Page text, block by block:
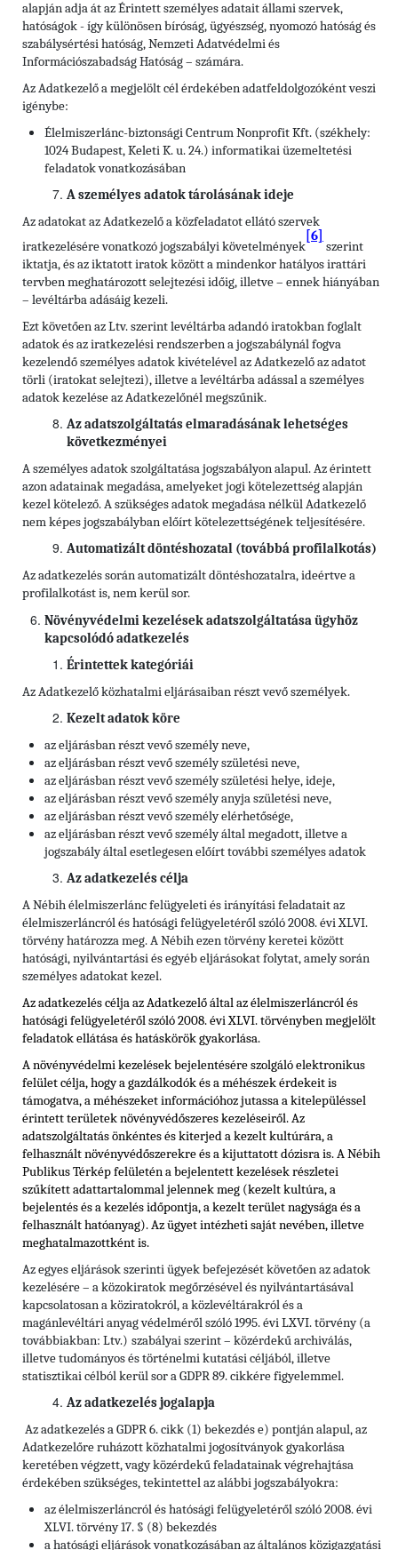
alapján adja át az Érintett személyes adatait állami szervek,
hatóságok - így különösen bíróság, ügyészség, nyomozó hatóság és
szabálysértési hatóság, Nemzeti Adatvédelmi és
Információszabadság Hatóság – számára.
Az Adatkezelő a megjelölt cél érdekében adatfeldolgozóként veszi
igénybe:
Élelmiszerlánc-biztonsági Centrum Nonprofit Kft. (székhely:
1024 Budapest, Keleti K. u. 24.) informatikai üzemeltetési
feladatok vonatkozásában
A személyes adatok tárolásának ideje
Az adatokat az Adatkezelő a közfeladatot ellátó szervek
iratkezelésére vonatkozó jogszabályi követelmények
[6]
szerint
iktatja, és az iktatott iratok között a mindenkor hatályos irattári
tervben meghatározott selejtezési időig, illetve – ennek hiányában
– levéltárba adásáig kezeli.
Ezt követően az Ltv. szerint levéltárba adandó iratokban foglalt
adatok és az iratkezelési rendszerben a jogszabálynál fogva
kezelendő személyes adatok kivételével az Adatkezelő az adatot
törli (iratokat selejtezi), illetve a levéltárba adással a személyes
adatok kezelése az Adatkezelőnél megszűnik.
Az adatszolgáltatás elmaradásának lehetséges
következményei
A személyes adatok szolgáltatása jogszabályon alapul. Az érintett
azon adatainak megadása, amelyeket jogi kötelezettség alapján
kezel kötelező. A szükséges adatok megadása nélkül Adatkezelő
nem képes jogszabályban előírt kötelezettségének teljesítésére.
Automatizált döntéshozatal (továbbá profilalkotás)
Az adatkezelés során automatizált döntéshozatalra, ideértve a
profilalkotást is, nem kerül sor.
Növényvédelmi kezelések adatszolgáltatása ügyhöz
kapcsolódó adatkezelés
Érintettek kategóriái
Az Adatkezelő közhatalmi eljárásaiban részt vevő személyek.
Kezelt adatok köre
az eljárásban részt vevő személy neve,
az eljárásban részt vevő személy születési neve,
az eljárásban részt vevő személy születési helye, ideje,
az eljárásban részt vevő személy anyja születési neve,
az eljárásban részt vevő személy elérhetősége,
az eljárásban részt vevő személy által megadott, illetve a
jogszabály által esetlegesen előírt további személyes adatok
Az adatkezelés célja
A Nébih élelmiszerlánc felügyeleti és irányítási feladatait az
élelmiszerláncról és hatósági felügyeletéről szóló 2008. évi XLVI.
törvény határozza meg. A Nébih ezen törvény keretei között
hatósági, nyilvántartási és egyéb eljárásokat folytat, amely során
személyes adatokat kezel.
Az adatkezelés célja az Adatkezelő által az élelmiszerláncról és
hatósági felügyeletéről szóló 2008. évi XLVI. törvényben megjelölt
feladatok ellátása és hatáskörök gyakorlása.
A növényvédelmi kezelések bejelentésére szolgáló elektronikus
felület célja, hogy a gazdálkodók és a méhészek érdekeit is
támogatva, a méhészeket információhoz jutassa a kitelepüléssel
érintett területek növényvédőszeres kezeléseiről. Az
adatszolgáltatás önkéntes és kiterjed a kezelt kultúrára, a
felhasznált növényvédőszerekre és a kijuttatott dózisra is. A Nébih
Publikus Térkép felületén a bejelentett kezelések részletei
szűkített adattartalommal jelennek meg (kezelt kultúra, a
bejelentés és a kezelés időpontja, a kezelt terület nagysága és a
felhasznált hatóanyag). Az ügyet intézheti saját nevében, illetve
meghatalmazottként is.
Az egyes eljárások szerinti ügyek befejezését követően az adatok
kezelésére – a közokiratok megőrzésével és nyilvántartásával
kapcsolatosan a köziratokról, a közlevéltárakról és a
magánlevéltári anyag védelméről szóló 1995. évi LXVI. törvény (a
továbbiakban: Ltv.) szabályai szerint – közérdekű archiválás,
illetve tudományos és történelmi kutatási céljából, illetve
statisztikai célból kerül sor a GDPR 89. cikkére figyelemmel.
Az adatkezelés jogalapja
Az adatkezelés a GDPR 6. cikk (1) bekezdés e) pontján alapul, az
Adatkezelőre ruházott közhatalmi jogosítványok gyakorlása
keretében végzett, vagy közérdekű feladatainak végrehajtása
érdekében szükséges, tekintettel az alábbi jogszabályokra:
az élelmiszerláncról és hatósági felügyeletéről szóló 2008. évi
XLVI. törvény 17. § (8) bekezdés
a hatósági eljárások vonatkozásában az általános közigazgatási